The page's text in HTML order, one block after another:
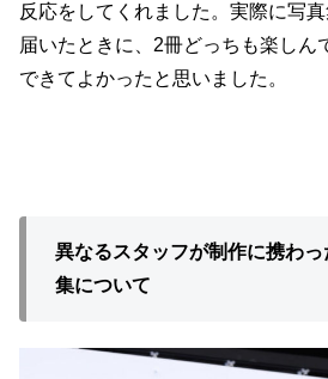
反応をしてくれました。実際に写
届いたときに、2冊どっちも楽しん
できてよかったと思いました。
異なるスタッフが制作に携わ
集について